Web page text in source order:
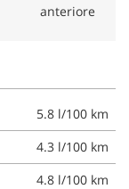
anteriore
5.8 l/100 km
4.3 l/100 km
4.8 l/100 km